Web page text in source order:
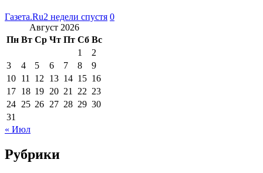
Газета.Ru2 недели спустя 0
Август 2026
Пн Вт Ср Чт Пт Сб Вс
1
2
3
4 5 6 7 8
9
10 11 12 13 14 15 16
17 18 19 20 21 22 23
24 25 26 27 28 29 30
31
« Июл
Рубрики